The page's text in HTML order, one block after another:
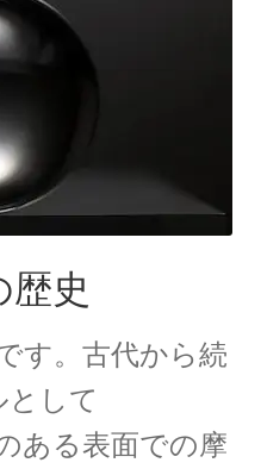
な愛情」のモデル‗ノ
開発】
ング
を発展｜三原色の提唱】
合写真
月開催
ー会議】
歴史
す。古代から続
として
ある表面での摩